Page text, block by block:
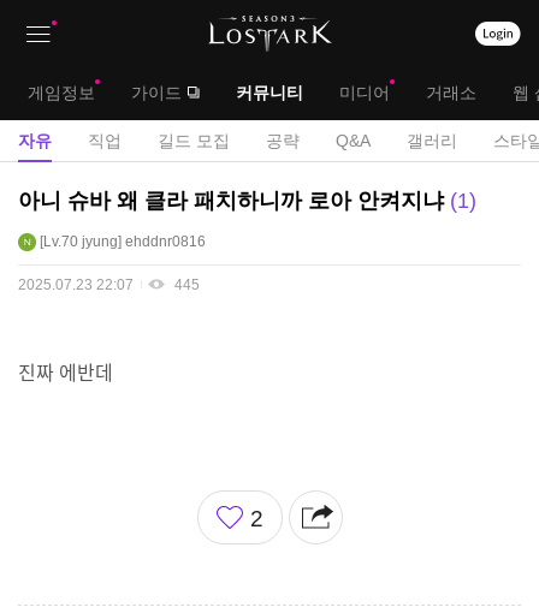
대
메
뉴
게임정보 가이드 커뮤니티 미디어 거래소 웹
서
자유 직업 길드 모집 공략 Q&A 갤러리 스타
자
게
아니 슈바 왜 클라 패치하니까 로아 안켜지냐 1
Lv.70 jyung ehddnr0816
2025.07.23 22:07 445
진짜 에반데
좋
아
2